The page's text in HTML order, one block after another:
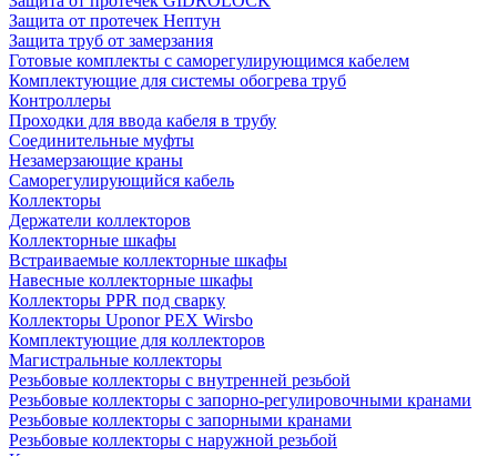
Защита от протечек Нептун
Защита труб от замерзания
Готовые комплекты с саморегулирующимся кабелем
Комплектующие для системы обогрева труб
Контроллеры
Проходки для ввода кабеля в трубу
Соединительные муфты
Незамерзающие краны
Саморегулирующийся кабель
Коллекторы
Держатели коллекторов
Коллекторные шкафы
Встраиваемые коллекторные шкафы
Навесные коллекторные шкафы
Коллекторы PPR под сварку
Коллекторы Uponor PEX Wirsbo
Комплектующие для коллекторов
Магистральные коллекторы
Резьбовые коллекторы с внутренней резьбой
Резьбовые коллекторы с запорно-регулировочными кранами
Резьбовые коллекторы с запорными кранами
Резьбовые коллекторы с наружной резьбой